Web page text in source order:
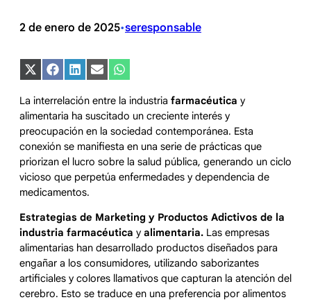
2 de enero de 2025•seresponsable
Compartir
en
(Twitter)
Compartir
en
Compartir
en
Compartir
en
Compartir
en
La interrelación entre la industria farmacéutica y
alimentaria ha suscitado un creciente interés y
preocupación en la sociedad contemporánea. Esta
conexión se manifiesta en una serie de prácticas que
priorizan el lucro sobre la salud pública, generando un ciclo
vicioso que perpetúa enfermedades y dependencia de
medicamentos.
Estrategias de Marketing y Productos Adictivos de la
industria farmacéutica y alimentaria. Las empresas
alimentarias han desarrollado productos diseñados para
engañar a los consumidores, utilizando saborizantes
artificiales y colores llamativos que capturan la atención del
cerebro. Esto se traduce en una preferencia por alimentos